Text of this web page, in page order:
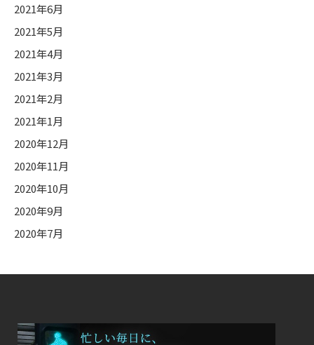
2021年6月
2021年5月
2021年4月
2021年3月
2021年2月
2021年1月
2020年12月
2020年11月
2020年10月
2020年9月
2020年7月